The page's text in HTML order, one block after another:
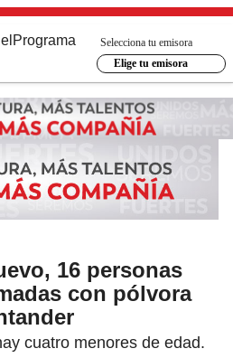
Programa
Selecciona tu emisora
Elige tu emisora
16 personas
con pólvora
cuatro menores de edad.